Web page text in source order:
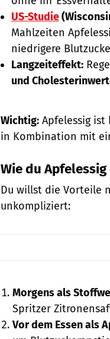
US-Studie
Mahlzeiten
niedrigere
Langzeiteffekt:
und
Wichtig: Apfelessig ist
in Kombination mit
Wie du
Du willst die Vorteile
unkompliziert:
Morgens als
Spritzer
Vor dem Essen als